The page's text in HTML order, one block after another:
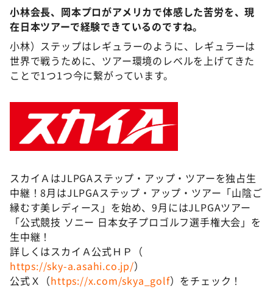
小林会長、岡本プロがアメリカで体感した苦労を、現
在日本ツアーで経験できているのですね。
小林）ステップはレギュラーのように、レギュラーは
世界で戦うために、ツアー環境のレベルを上げてきた
ことで1つ1つ今に繋がっています。
スカイＡはJLPGAステップ・アップ・ツアーを独占生
中継！8月はJLPGAステップ・アップ・ツアー「山陰ご
縁むす美レディース」を始め、9月にはJLPGAツアー
「公式競技 ソニー 日本女子プロゴルフ選手権大会」を
生中継！
詳しくはスカイＡ公式ＨＰ（
https://sky-a.asahi.co.jp/）
公式Ｘ（https://x.com/skya_golf）をチェック！